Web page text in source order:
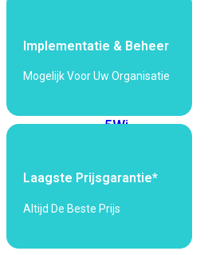
Fi
5Wi-
Fi
Fi
Implementatie & Beheer
Mogelijk Voor Uw Organisatie
Laagste Prijsgarantie*
Altijd De Beste Prijs